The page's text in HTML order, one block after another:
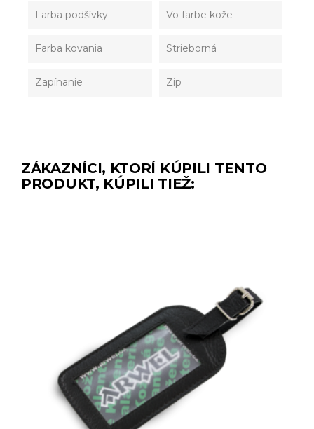
Farba podšívky Vo farbe kože
Farba kovania Strieborná
Zapínanie Zip
ZÁKAZNÍCI, KTORÍ KÚPILI TENTO
PRODUKT, KÚPILI TIEŽ: